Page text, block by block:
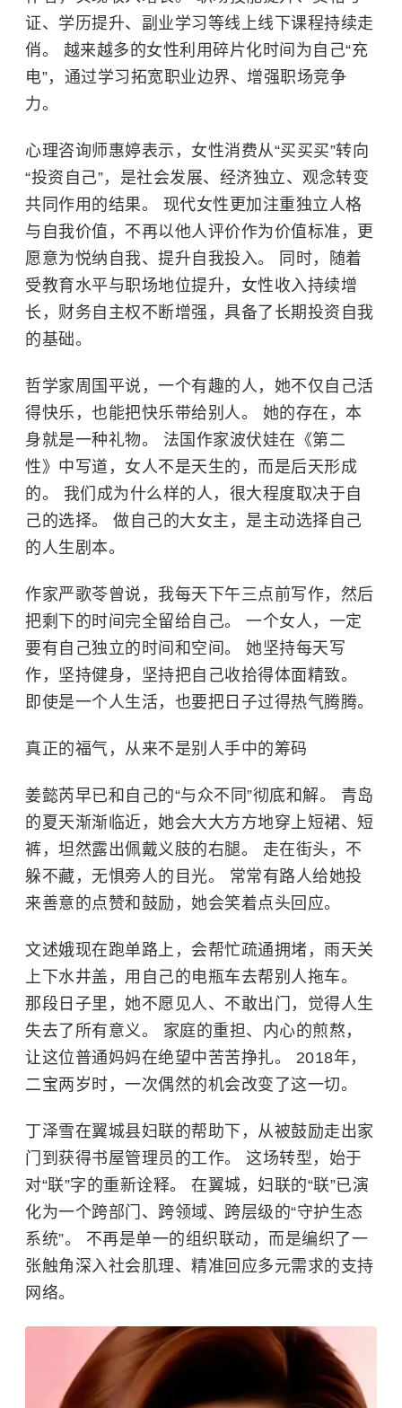
证、学历提升、副业学习等线上线下课程持续走
俏。 越来越多的女性利用碎片化时间为自己“充
电”，通过学习拓宽职业边界、增强职场竞争
力。
心理咨询师惠婷表示，女性消费从“买买买”转向
“投资自己”，是社会发展、经济独立、观念转变
共同作用的结果。 现代女性更加注重独立人格
与自我价值，不再以他人评价作为价值标准，更
愿意为悦纳自我、提升自我投入。 同时，随着
受教育水平与职场地位提升，女性收入持续增
长，财务自主权不断增强，具备了长期投资自我
的基础。
哲学家周国平说，一个有趣的人，她不仅自己活
得快乐，也能把快乐带给别人。 她的存在，本
身就是一种礼物。 法国作家波伏娃在《第二
性》中写道，女人不是天生的，而是后天形成
的。 我们成为什么样的人，很大程度取决于自
己的选择。 做自己的大女主，是主动选择自己
的人生剧本。
作家严歌苓曾说，我每天下午三点前写作，然后
把剩下的时间完全留给自己。 一个女人，一定
要有自己独立的时间和空间。 她坚持每天写
作，坚持健身，坚持把自己收拾得体面精致。
即使是一个人生活，也要把日子过得热气腾腾。
真正的福气，从来不是别人手中的筹码
姜懿芮早已和自己的“与众不同”彻底和解。 青岛
的夏天渐渐临近，她会大大方方地穿上短裙、短
裤，坦然露出佩戴义肢的右腿。 走在街头，不
躲不藏，无惧旁人的目光。 常常有路人给她投
来善意的点赞和鼓励，她会笑着点头回应。
文述娥现在跑单路上，会帮忙疏通拥堵，雨天关
上下水井盖，用自己的电瓶车去帮别人拖车。
那段日子里，她不愿见人、不敢出门，觉得人生
失去了所有意义。 家庭的重担、内心的煎熬，
让这位普通妈妈在绝望中苦苦挣扎。 2018年，
二宝两岁时，一次偶然的机会改变了这一切。
丁泽雪在翼城县妇联的帮助下，从被鼓励走出家
门到获得书屋管理员的工作。 这场转型，始于
对“联”字的重新诠释。 在翼城，妇联的“联”已演
化为一个跨部门、跨领域、跨层级的“守护生态
系统”。 不再是单一的组织联动，而是编织了一
张触角深入社会肌理、精准回应多元需求的支持
网络。